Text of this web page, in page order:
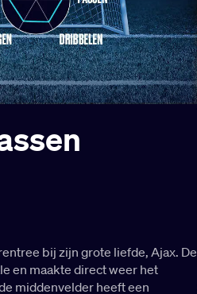
bij zijn grote liefde, Ajax. De
en maakte direct weer het
middenvelder heeft een